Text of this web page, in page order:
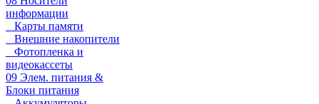
информации
Карты памяти
Внешние накопители
Фотопленка и
видеокассеты
09 Элем. питания &
Блоки питания